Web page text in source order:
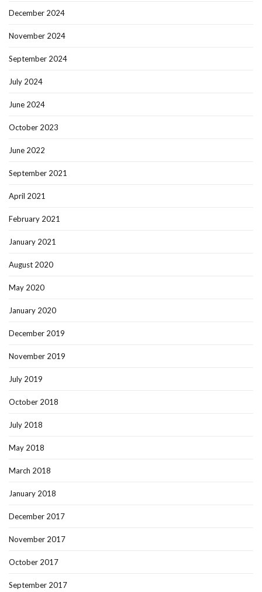
December 2024
November 2024
September 2024
July 2024
June 2024
October 2023
June 2022
September 2021
April 2021
February 2021
January 2021
August 2020
May 2020
January 2020
December 2019
November 2019
July 2019
October 2018
July 2018
May 2018
March 2018
January 2018
December 2017
November 2017
October 2017
September 2017